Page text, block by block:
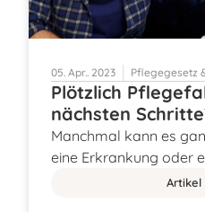
05. Apr.. 2023 Pflegegesetz
Plötzlich
nächsten
Manchmal kann es
eine Erkrankung oder
Artikel